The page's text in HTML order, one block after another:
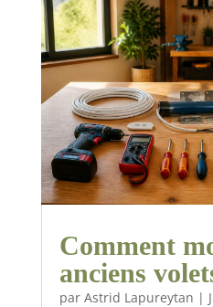
Comment
anciens
par Astrid Lapureytan |